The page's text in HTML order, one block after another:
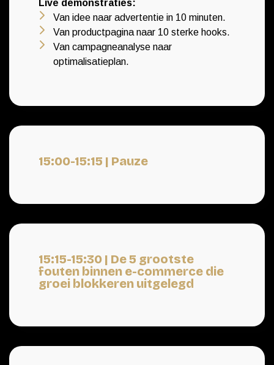
Live demonstraties:
Van idee naar advertentie in 10 minuten.
Van productpagina naar 10 sterke hooks.
Van campagneanalyse naar
optimalisatieplan.
15:00-15:15 | Pauze
15:15-15:30 | De 5 grootste
fouten binnen e-commerce die
groei blokkeren uitgelegd